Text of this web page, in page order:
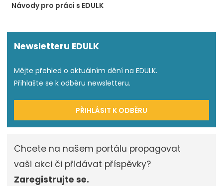
Návody pro práci s EDULK
Newsletteru EDULK
Mějte přehled o aktuálním dění na EDULK.
Přihlašte se k odběru newsletteru.
PŘIHLÁSIT K ODBĚRU
Chcete na našem portálu propagovat
vaši akci či přidávat příspěvky?
Zaregistrujte se.